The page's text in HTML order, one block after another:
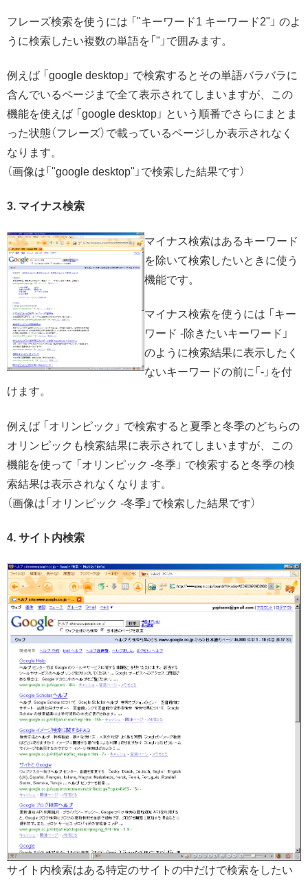
フレーズ検索を使うには 「"キーワード1 キーワード2"」 のよ
うに検索したい複数の単語を「"」で囲みます。
例えば 「google desktop」 で検索するとその単語バラバラに
含んでいるページまで全て表示されてしまいますが、この
機能を使えば 「google desktop」 という順番でさらにまとま
った状態（フレーズ）で載っているページしか表示されなく
なります。
（画像は「"google desktop"」で検索した結果です）
3. マイナス検索
マイナス検索はあるキーワード
を除いて検索したいときに使う
機能です。
マイナス検索を使うには 「キー
ワード -除きたいキーワード」
のように検索結果に表示したく
ないキーワードの前に「-」を付
けます。
例えば 「オリンピック」 で検索すると夏季と冬季のどちらの
オリンピックも検索結果に表示されてしまいますが、この
機能を使って 「オリンピック -冬季」 で検索すると冬季の検
索結果は表示されなくなります。
（画像は「オリンピック -冬季」で検索した結果です）
4. サイト内検索
サイト内検索はある特定のサイトの中だけで検索をしたい